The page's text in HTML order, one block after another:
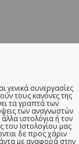
γενικά συνεργασίες
τους κανόνες της
τα γραπτά των
των αναγνωστών
ιστολόγια ή τον
του Ιστολογίου μας
δε προς χάριν
με αναφορά στην